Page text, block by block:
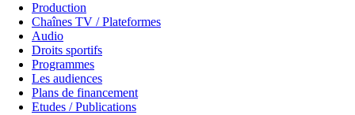
Production
Chaînes TV / Plateformes
Audio
Droits sportifs
Programmes
Les audiences
Plans de financement
Etudes / Publications